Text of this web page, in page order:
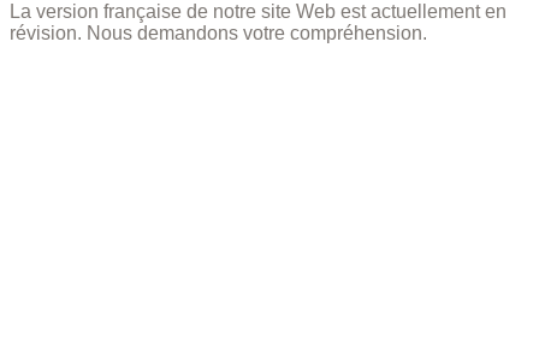
La version française de notre site Web est actuellement en
révision. Nous demandons votre compréhension.